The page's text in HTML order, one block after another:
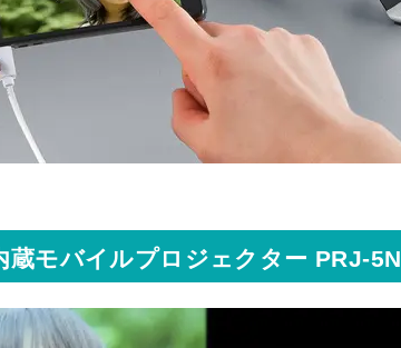
モバイルプロジェクター PRJ-5N